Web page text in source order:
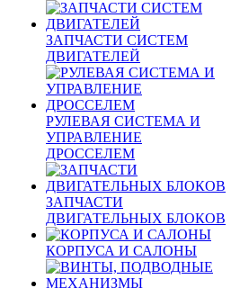
ЗАПЧАСТИ СИСТЕМ
ДВИГАТЕЛЕЙ
РУЛЕВАЯ СИСТЕМА И
УПРАВЛЕНИЕ
ДРОССЕЛЕМ
ЗАПЧАСТИ
ДВИГАТЕЛЬНЫХ БЛОКОВ
КОРПУСА И САЛОНЫ